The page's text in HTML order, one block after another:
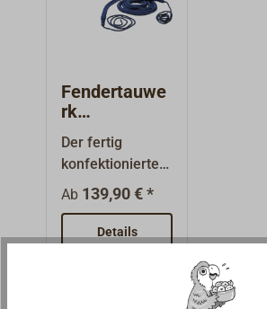
Fendertauwe
rk
BUMPERLINE
weiß oder
navyblue
Der fertig
konfektionierte,
mobile
Rundumfender
BUMPERLINE
Ab 139,90 € *
Details